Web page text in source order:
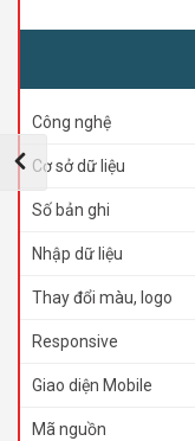
Công nghệ
Cơ sở dữ liệu
Số bản ghi
Nhập dữ liệu
Thay đổi màu, logo
Responsive
Giao diện Mobile
Mã nguồn